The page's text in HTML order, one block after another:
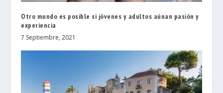
Otro mundo es posible si jóvenes y adultos aúnan pasión y
experiencia
7 Septiembre, 2021